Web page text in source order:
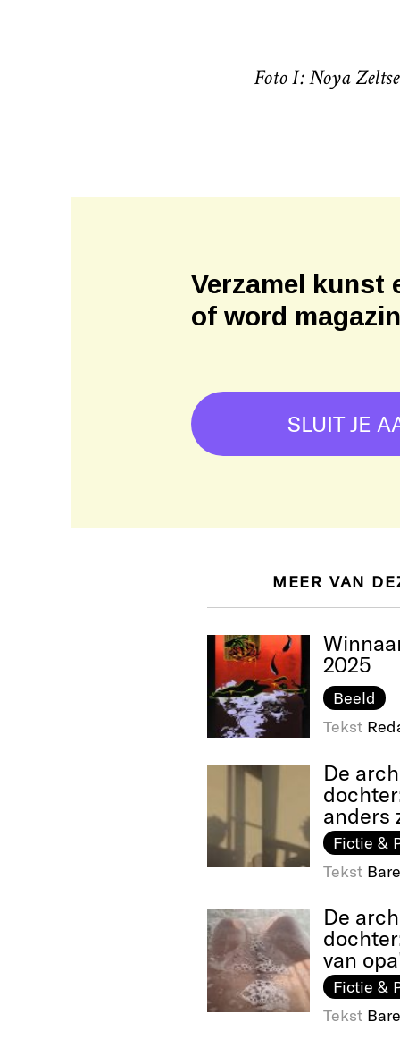
Foto I: Noya
Verzamel kunst
of word
SLUIT JE
MEER VAN
2025
Beeld
Tekst
De
anders
Fictie &
Tekst
De
van
Fictie &
Tekst